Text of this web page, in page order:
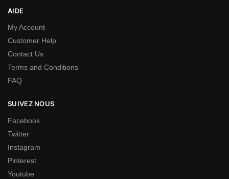
AIDE
My Account
Customer Help
Contact Us
Terms and Conditions
FAQ
SUIVEZ NOUS
Facebook
Twitter
Instagram
Pinterest
Youtube